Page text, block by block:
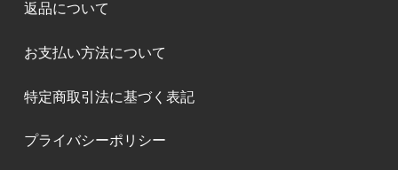
返品について
お支払い方法について
特定商取引法に基づく表記
プライバシーポリシー